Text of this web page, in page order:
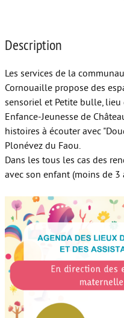
Description
Les services de la
Cornouaille propose des
sensoriel et Petite bulle, lieu
Enfance-Jeunesse de
histoires à écouter avec
Plonévez du Faou.
Dans les tous les cas des
avec son enfant (moins de 3